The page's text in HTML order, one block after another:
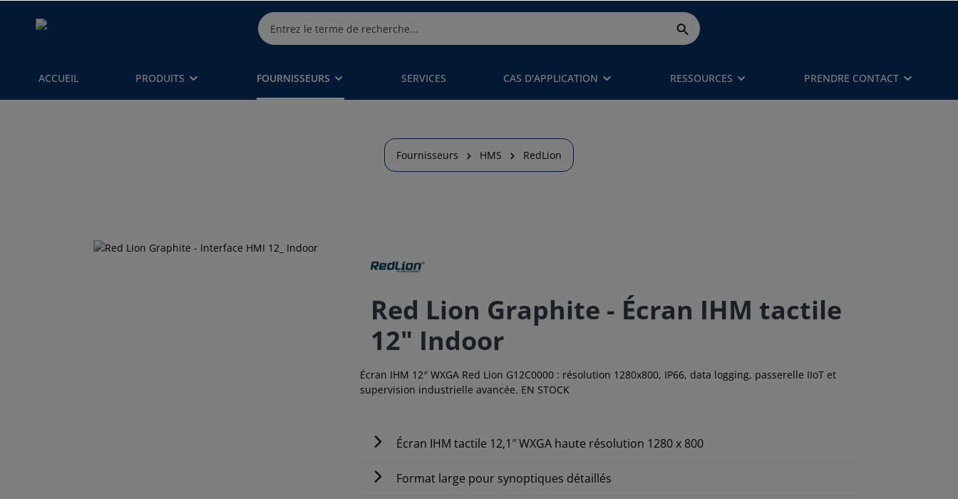
ACCUEIL PRODUITS FOURNISSEURS SERVICES CAS D'APPLICATION RESSOURCES PRENDRE CONTACT
Fournisseurs HMS RedLion
Red Lion Graphite - Écran IHM tactile
12" Indoor
Écran IHM 12″ WXGA Red Lion G12C0000 : résolution 1280x800, IP66, data logging, passerelle IIoT et
supervision industrielle avancée. EN STOCK
Écran IHM tactile 12,1″ WXGA haute résolution 1280 x 800
Format large pour synoptiques détaillés